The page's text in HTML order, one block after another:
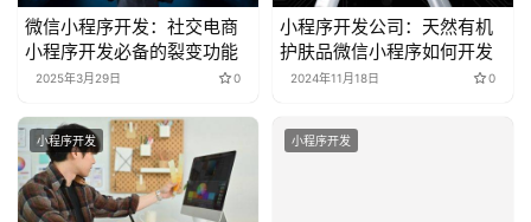
微信小程序开发：社交电商
小程序开发必备的裂变功能
2025年3月29日 0
小程序开发公司：天然有机
护肤品微信小程序如何开发
2024年11月18日 0
小程序开发 小程序开发